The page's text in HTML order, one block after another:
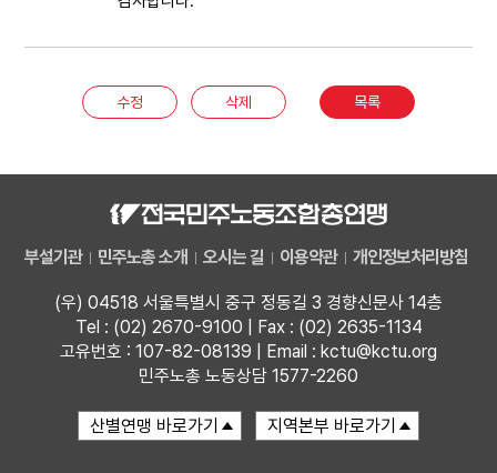
수정 삭제 목록
부설기관 민주노총 소개 오시는 길 이용약관 개인정보처리방침
(우) 04518 서울특별시 중구 정동길 3 경향신문사 14층
Tel : (02) 2670-9100 | Fax : (02) 2635-1134
고유번호 : 107-82-08139 | Email : kctu@kctu.org
민주노총 노동상담 1577-2260